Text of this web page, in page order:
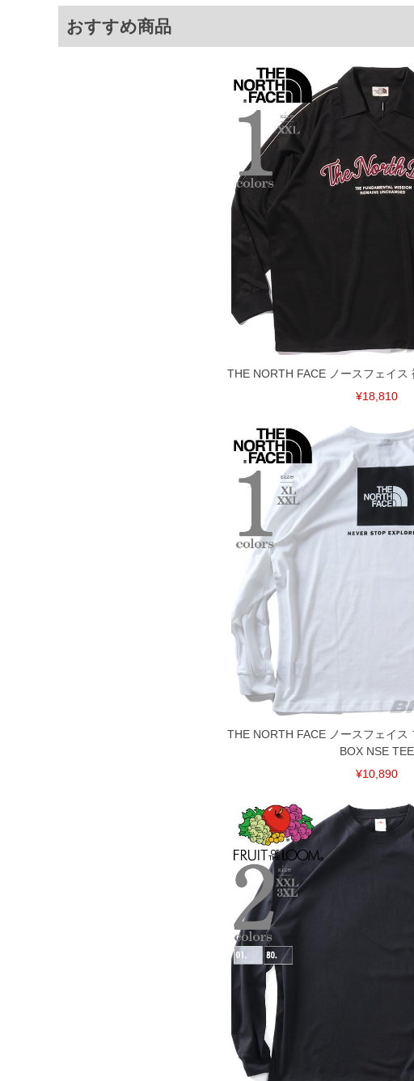
面）によって、商品の色味が若干異なる場合がござ
※上記サイズが実際の商品に付いているタグのサイ
商品付属タグの記載もご確認下さい。
寄せ等により、お客様にご迷惑をお掛けしてしま
限に努めておりますが、もしあった場合速やかに
※【ボトムの裾上げをご希望の場合】
裾上げ料金は500円+税となります。
備考欄に股下●cmとご記入下さい。（裾上げ無料
1本5,999円以下の商品は有料（500円+税）となりま
出荷まで約1週間～20日間程お時間を頂く場合がござ
尚、裾上げした商品は返品・交換不可となりますの
一部、お直しに対応出来ない商品がございます。(
端なデザインが施されている等)
返品交換希望の方は、商品到着後1週間以内にご連絡
下着(肌着)やワイシャツは商品の性質上、返品交換
おすすめ商品
THE NORTH FACE ノースフェイス
¥18,810
THE NORTH FACE ノースフェイス
BOX NSE TEE
¥10,890